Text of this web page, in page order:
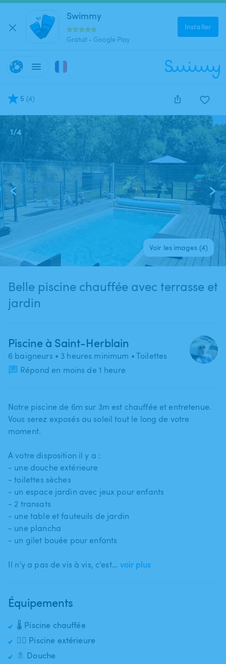
Swimmy
Gratuit - Google Play
Installer
5 (4)
1/4
Voir les images (4)
Belle piscine chauffée avec terrasse et
jardin
Piscine à Saint-Herblain
6 baigneurs • 3 heures minimum • Toilettes
Répond en moins de 1 heure
Notre piscine de 6m sur 3m est chauffée et entretenue.
Vous serez exposés au soleil tout le long de votre
moment.
A votre disposition il y a :
- une douche extérieure
- toilettes sèches
- un espace jardin avec jeux pour enfants
- 2 transats
- une table et fauteuils de jardin
- une plancha
- un gilet bouée pour enfants
Il n'y a pas de vis à vis​,​ c'est… voir plus
Équipements
🌡️ Piscine chauffée
🏊‍♂️ Piscine extérieure
🚿 Douche